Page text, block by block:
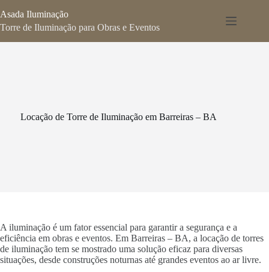
para
o
Asada Iluminação
Torre de Iluminação para Obras e Eventos
Locação de Torre de Iluminação em Barreiras – BA
A iluminação é um fator essencial para garantir a segurança e a
eficiência em obras e eventos. Em Barreiras – BA, a locação de torres
de iluminação tem se mostrado uma solução eficaz para diversas
situações, desde construções noturnas até grandes eventos ao ar livre.